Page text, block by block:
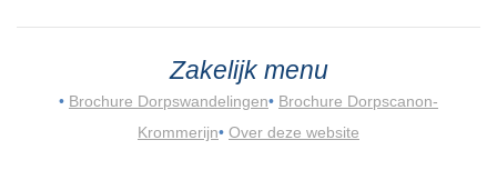
Zakelijk menu
• Brochure Dorpswandelingen• Brochure Dorpscanon-
Krommerijn• Over deze website